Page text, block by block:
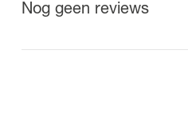
Materiaal kast
Nog geen reviews